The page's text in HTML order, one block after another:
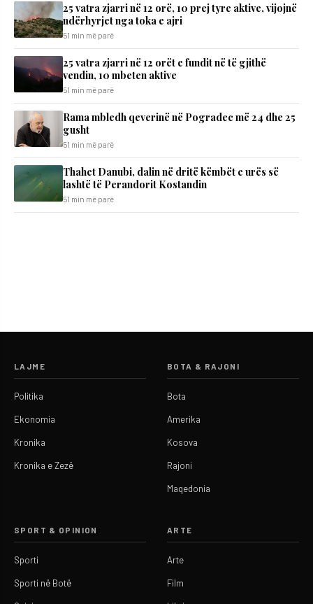
25 vatra zjarri në 12 orë, 10 prej tyre aktive, vijojnë
ndërhyrjet nga toka e ajri
51 min më parë
25 vatra zjarri në 12 orët e fundit në të gjithë
vendin, 10 mbeten aktive
51 min më parë
Rama mbledh qeverinë në Pogradec më 24 dhe 25
gusht
51 min më parë
Thahet Danubi, dalin në dritë këmbët e urës së
lashtë të Perandorit Kostandin
51 min më parë
LAJME
Politika
Ekonomia
Kronika
Kronika e Zezë
BOTA & RAJONI
Bota
Amerika
Kosova
Rajoni
Maqedonia
SPORT & OPINION
Sporti
Sporti në Botë
ARTE
Arte
Film